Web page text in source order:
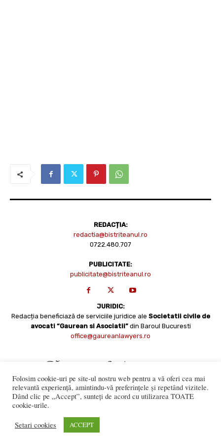
REDACȚIA:
redactia@bistriteanul.ro
0722.480.707
PUBLICITATE:
publicitate@bistriteanul.ro
JURIDIC:
Redacția beneficiază de serviciile juridice ale Societatii civile de
avocati “Gaurean si Asociatii” din Baroul Bucuresti
office@gaureanlawyers.ro
numai cu acordul expres al Bistriteanul.Ro. © Copyright 2008 -
Folosim cookie-uri pe site-ul nostru web pentru a vă oferi cea mai
relevantă experiență, amintindu-vă preferințele și repetând vizitele.
Dând clic pe „Accept”, sunteți de acord cu utilizarea TOATE
cookie-urile.
Setari cookies ACCEPT